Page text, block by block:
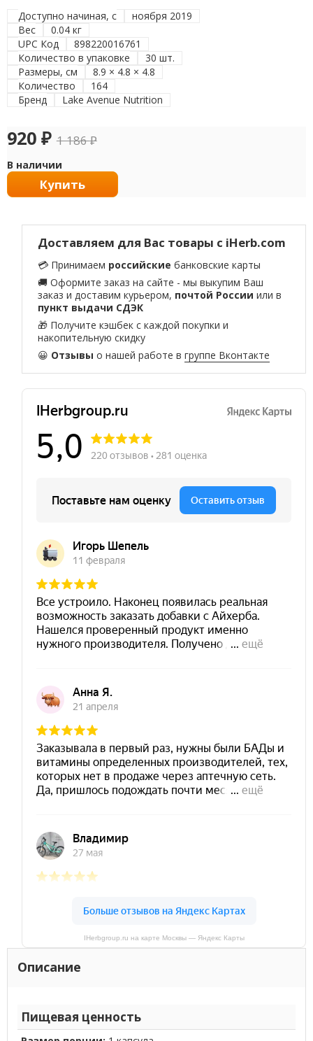
Доступно начиная, с
ноября 2019
Вес
0.04 кг
UPC Код
898220016761
Количество в упаковке
30 шт.
Размеры, см
8.9 × 4.8 × 4.8
Количество
164
Бренд
Lake Avenue Nutrition
920 ₽ 1 186₽
В наличии
Купить
Доставляем для Вас товары с iHerb.com
💳 Принимаем российские банковские карты
🚚 Оформите заказ на сайте - мы выкупим Ваш
заказ и доставим курьером, почтой России или в
пункт выдачи СДЭК
🎁 Получите кэшбек с каждой покупки и
накопительную скидку
😀 Отзывы о нашей работе вгруппе Вконтакте
IHerbgroup.ru на карте Москвы — Яндекс Карты
Описание
Пищевая ценность